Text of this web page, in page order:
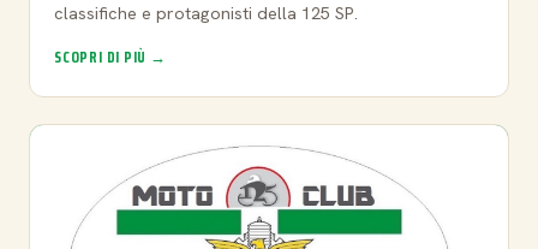
classifiche e protagonisti della 125 SP.
SCOPRI DI PIÙ →